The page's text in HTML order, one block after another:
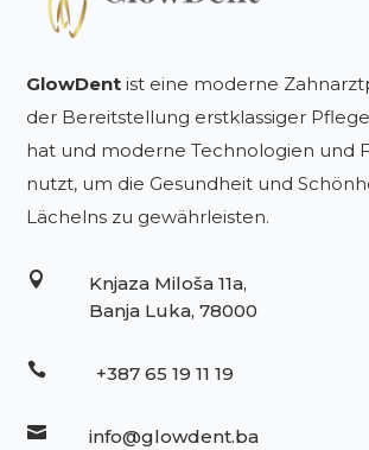
GlowDent ist eine moderne
der Bereitstellung erstklassiger
hat und moderne Technologien und
nutzt, um die Gesundheit und
Lächelns zu gewährleisten.

Knjaza Miloša 11a,
Banja Luka, 78000
 +387 65 19 11 19
 info@glowdent.ba